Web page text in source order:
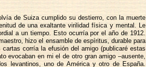
de Suiza cumplido su destierro, con la muerte
de una exaltante virilidad física y mental. Le
a un tiempo. Esto ocurría por el año de 1912.
hizo el ensamble de espíritus, durable para
corría la efusión del amigo (publicaré estas
evocaban en mi el de otro gran amigo –ausente,
levantinos, uno de América y otro de España.